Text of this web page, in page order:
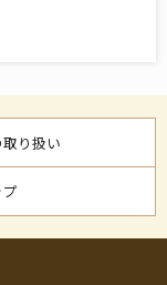
り扱い